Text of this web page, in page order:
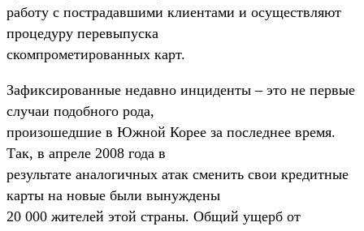
работу с пострадавшими клиентами и осуществляют
процедуру перевыпуска
скомпрометированных карт.
Зафиксированные недавно инциденты – это не первые
случаи подобного рода,
произошедшие в Южной Корее за последнее время.
Так, в апреле 2008 года в
результате аналогичных атак сменить свои кредитные
карты на новые были вынуждены
20 000 жителей этой страны. Общий ущерб от